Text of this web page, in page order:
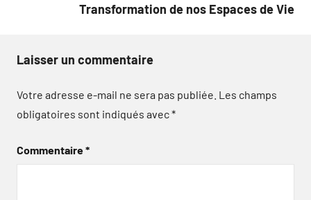
Transformation de nos Espaces de Vie
Laisser un commentaire
Votre adresse e-mail ne sera pas publiée. Les champs
obligatoires sont indiqués avec*
Commentaire*